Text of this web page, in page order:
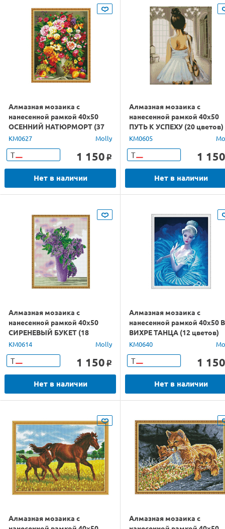
Алмазная мозаика с
нанесенной рамкой 40х50
ОСЕННИЙ НАТЮРМОРТ (37
цветов)
KM0627 Molly
Т 1 150 o
Нет в наличии
Алмазная мозаика с
нанесенной рамкой 40х50
ПУТЬ К УСПЕХУ (20 цветов)
KM0605
Т 1 150
Нет в наличии
Алмазная мозаика с
нанесенной рамкой 40х50
СИРЕНЕВЫЙ БУКЕТ (18
цветов)
KM0614 Molly
Т 1 150 o
Нет в наличии
Алмазная мозаика с
нанесенной рамкой 40х50 В
ВИХРЕ ТАНЦА (12 цветов)
KM0640
Т 1 150
Нет в наличии
Алмазная мозаика с
Алмазная мозаика с